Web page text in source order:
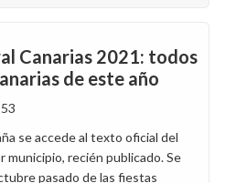
Canarias 2021: todos
de este año
se accede al texto oficial del
municipio, recién publicado. Se
pasado de las fiestas